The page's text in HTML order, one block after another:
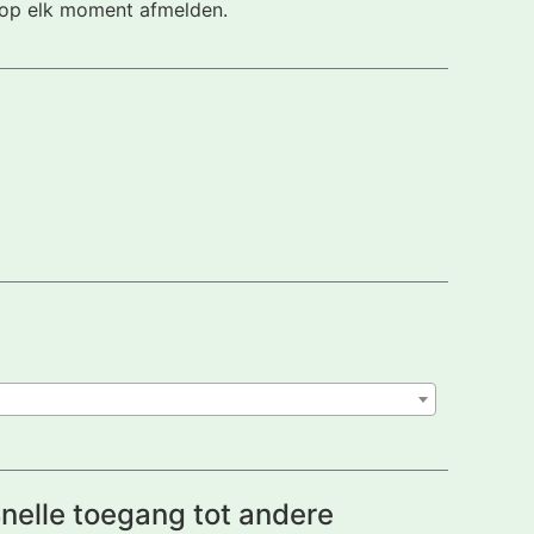
elk moment afmelden.
toegang tot andere